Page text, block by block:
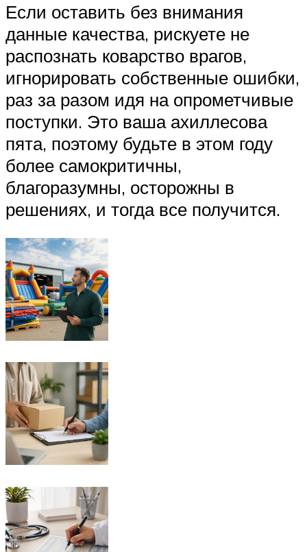
Если оставить без внимания
данные качества, рискуете не
распознать коварство врагов,
игнорировать собственные ошибки,
раз за разом идя на опрометчивые
поступки. Это ваша ахиллесова
пята, поэтому будьте в этом году
более самокритичны,
благоразумны, осторожны в
решениях, и тогда все получится.